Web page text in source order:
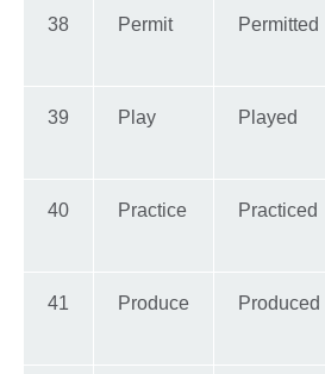
38 Permit Permitted
39 Play Played
40 Practice Practiced
41 Produce Produced